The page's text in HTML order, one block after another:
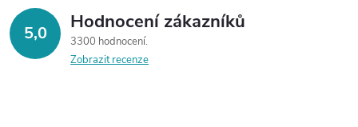
5,0 Hodnocení zákazníků
3300 hodnocení
Zobrazit recenze